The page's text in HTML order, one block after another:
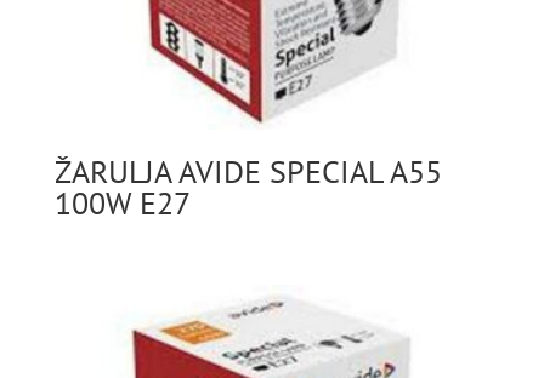
ŽARULJA AVIDE SPECIAL A55
100W E27